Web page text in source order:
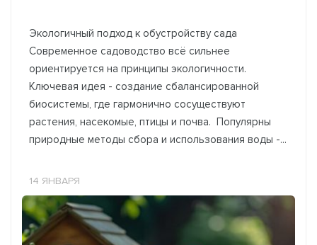
Экологичный подход к обустройству сада
Современное садоводство всё сильнее
ориентируется на принципы экологичности.
Ключевая идея - создание сбалансированной
биосистемы, где гармонично сосуществуют
растения, насекомые, птицы и почва. Популярны
природные методы сбора и использования воды -...
14 ЯНВАРЯ